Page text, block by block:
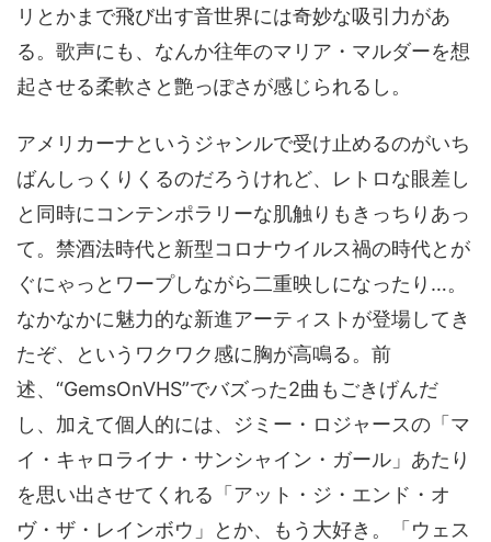
リとかまで飛び出す音世界には奇妙な吸引力があ
る。歌声にも、なんか往年のマリア・マルダーを想
起させる柔軟さと艶っぽさが感じられるし。
アメリカーナというジャンルで受け止めるのがいち
ばんしっくりくるのだろうけれど、レトロな眼差し
と同時にコンテンポラリーな肌触りもきっちりあっ
て。禁酒法時代と新型コロナウイルス禍の時代とが
ぐにゃっとワープしながら二重映しになったり…。
なかなかに魅力的な新進アーティストが登場してき
たぞ、というワクワク感に胸が高鳴る。前
述、“GemsOnVHS”でバズった2曲もごきげんだ
し、加えて個人的には、ジミー・ロジャースの「マ
イ・キャロライナ・サンシャイン・ガール」あたり
を思い出させてくれる「アット・ジ・エンド・オ
ヴ・ザ・レインボウ」とか、もう大好き。「ウェス